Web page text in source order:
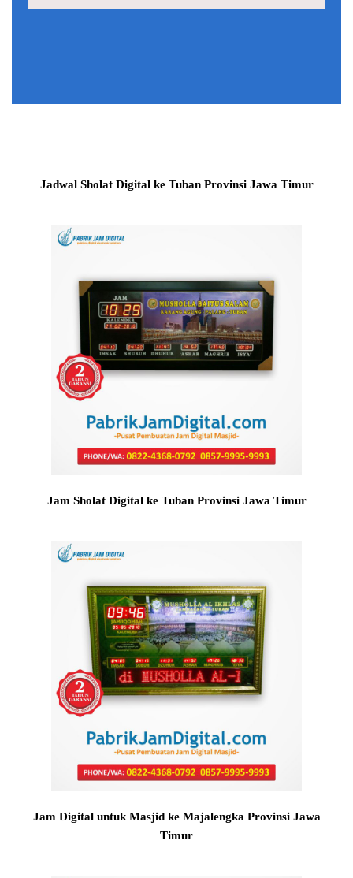
Jadwal Sholat Digital ke Tuban Provinsi Jawa Timur
Jam Sholat Digital ke Tuban Provinsi Jawa Timur
Jam Digital untuk Masjid ke Majalengka Provinsi Jawa
Timur